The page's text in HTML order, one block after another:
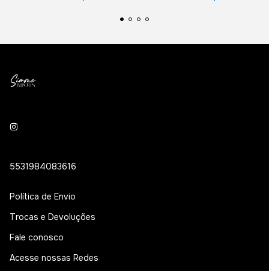
5531984083616
Política de Envio
Trocas e Devoluções
Fale conosco
Acesse nossas Redes